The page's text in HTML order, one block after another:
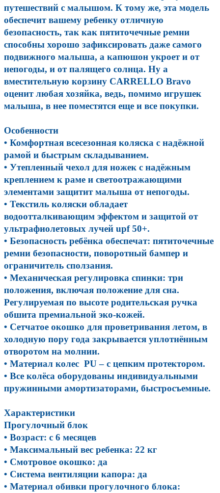
путешествий с малышом. К тому же, эта модель
обеспечит вашему ребенку отличную
безопасность, так как пятиточечные ремни
способны хорошо зафиксировать даже самого
подвижного малыша, а капюшон укроет и от
непогоды, и от палящего солнца. Ну а
вместительную корзину CARRELLO Bravo
оценит любая хозяйка, ведь, помимо игрушек
малыша, в нее поместятся еще и все покупки.
Особенности
• Комфортная всесезонная коляска с надёжной
рамой и быстрым складыванием.
• Утепленный чехол для ножек с надёжным
креплением к раме и светоотражающими
элементами защитит малыша от непогоды.
• Текстиль коляски обладает
водоотталкивающим эффектом и защитой от
ультрафиолетовых лучей upf 50+.
• Безопасность ребёнка обеспечат: пятиточечные
ремни безопасности, поворотный бампер и
ограничитель сползания.
• Механическая регулировка спинки: три
положения, включая положение для сна.
Регулируемая по высоте родительская ручка
обшита премиальной эко-кожей.
• Сетчатое окошко для проветривания летом, в
холодную пору года закрывается уплотнённым
отворотом на молнии.
• Материал колес PU – с цепким протектором.
• Все колёса оборудованы индивидуальными
пружинными амортизаторами, быстросъемные.
Характеристики
Прогулочный блок
• Возраст: с 6 месяцев
• Максимальный вес ребенка: 22 кг
• Смотровое окошко: да
• Система вентиляции капора: да
• Материал обивки прогулочного блока: